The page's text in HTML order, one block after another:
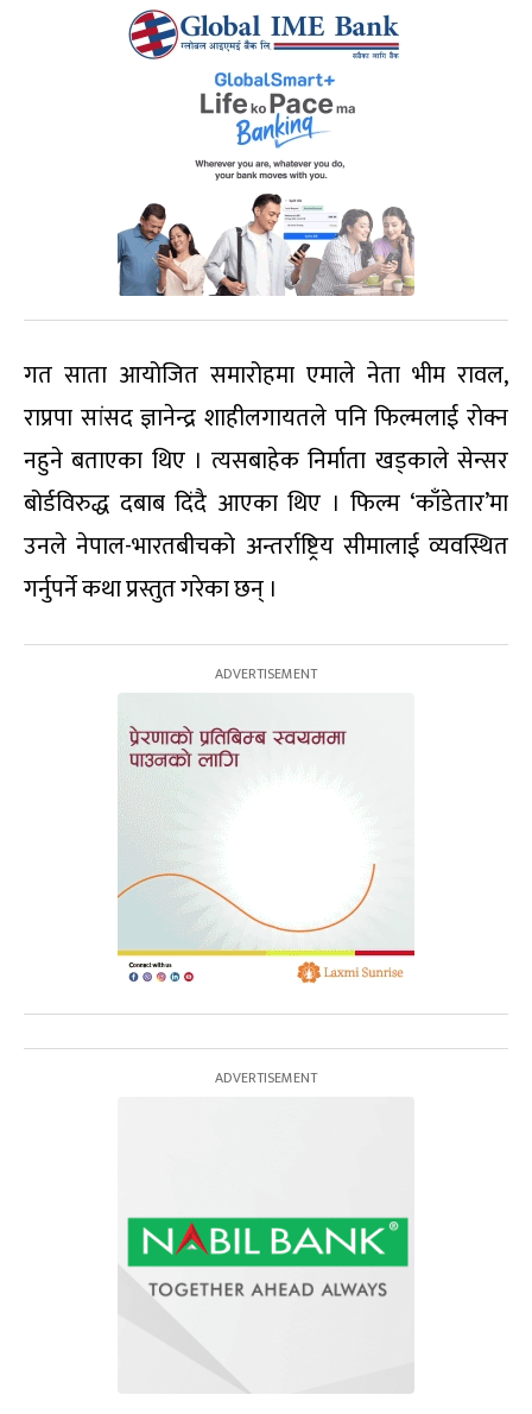
गत साता आयोजित समारोहमा एमाले नेता भीम रावल,
राप्रपा सांसद ज्ञानेन्द्र शाहीलगायतले पनि फिल्मलाई रोक्न
नहुने बताएका थिए । त्यसबाहेक निर्माता खड्काले सेन्सर
बोर्डविरुद्ध दबाब दिंदै आएका थिए । फिल्म ‘काँडेतार’मा
उनले नेपाल-भारतबीचको अन्तर्राष्ट्रिय सीमालाई व्यवस्थित
गर्नुपर्ने कथा प्रस्तुत गरेका छन् ।